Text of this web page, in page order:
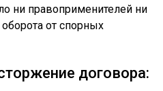
ни правоприменителей ни
от спорных
договора: